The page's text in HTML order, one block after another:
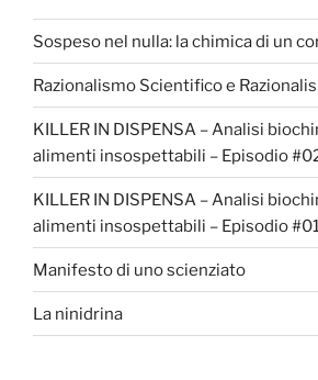
Sospeso nel nulla: la chimica di un
Razionalismo Scientifico e
KILLER IN DISPENSA – Analisi
alimenti insospettabili – Episodio
KILLER IN DISPENSA – Analisi
alimenti insospettabili – Episodio
Manifesto di uno scienziato
La ninidrina